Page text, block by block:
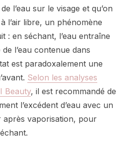
l’eau sur le visage et qu’on
l’air libre, un phénomène
: en séchant, l’eau entraîne
l’eau contenue dans
est paradoxalement une
Selon les analyses
Beauty, il est recommandé de
l’excédent d’eau avec un
après vaporisation, pour